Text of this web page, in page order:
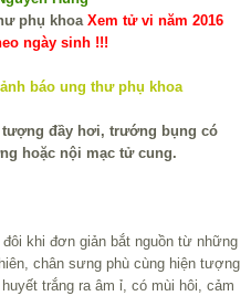
Xem tử vi năm 2016
ngày sinh !!!
đầy hơi, trướng bụng có
hoặc nội mạc tử cung.
khi đơn giản bắt nguồn từ những
chân sưng phù cùng hiện tượng
trắng ra âm ỉ, có mùi hôi, cảm